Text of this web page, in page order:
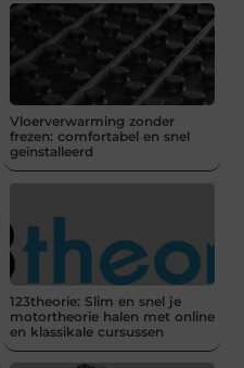
Vloerverwarming zonder
frezen: comfortabel en snel
geïnstalleerd
123theorie: Slim en snel je
motortheorie halen met online
en klassikale cursussen